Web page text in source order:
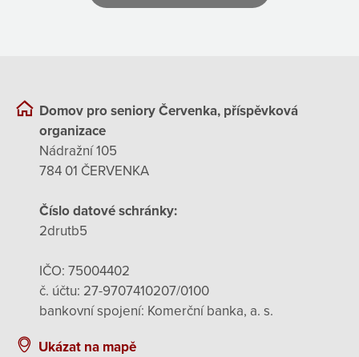
Domov pro seniory Červenka, příspěvková
organizace
Nádražní 105
784 01 ČERVENKA
Číslo datové schránky:
2drutb5
IČO: 75004402
č. účtu: 27-9707410207/0100
bankovní spojení: Komerční banka, a. s.
Ukázat na mapě